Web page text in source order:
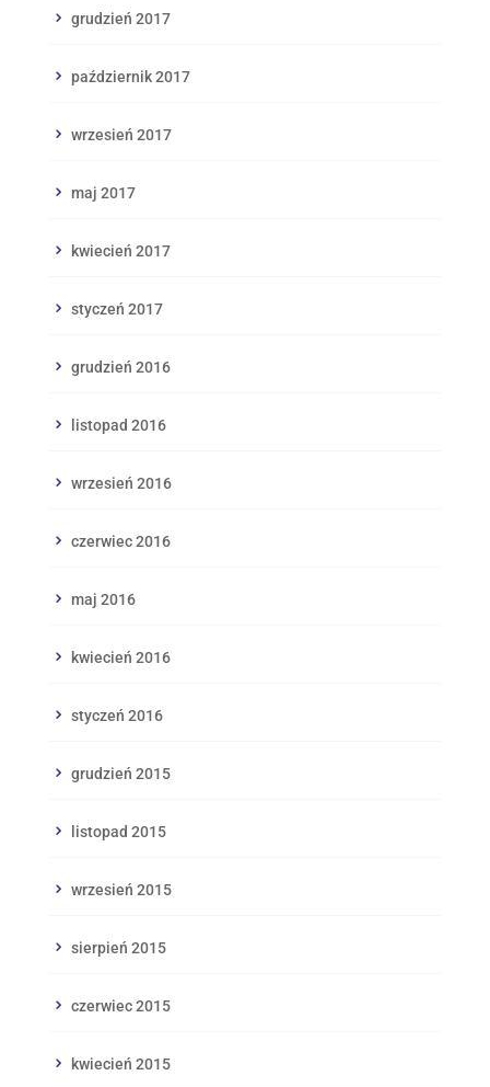
grudzień 2017
październik 2017
wrzesień 2017
maj 2017
kwiecień 2017
styczeń 2017
grudzień 2016
listopad 2016
wrzesień 2016
czerwiec 2016
maj 2016
kwiecień 2016
styczeń 2016
grudzień 2015
listopad 2015
wrzesień 2015
sierpień 2015
czerwiec 2015
kwiecień 2015